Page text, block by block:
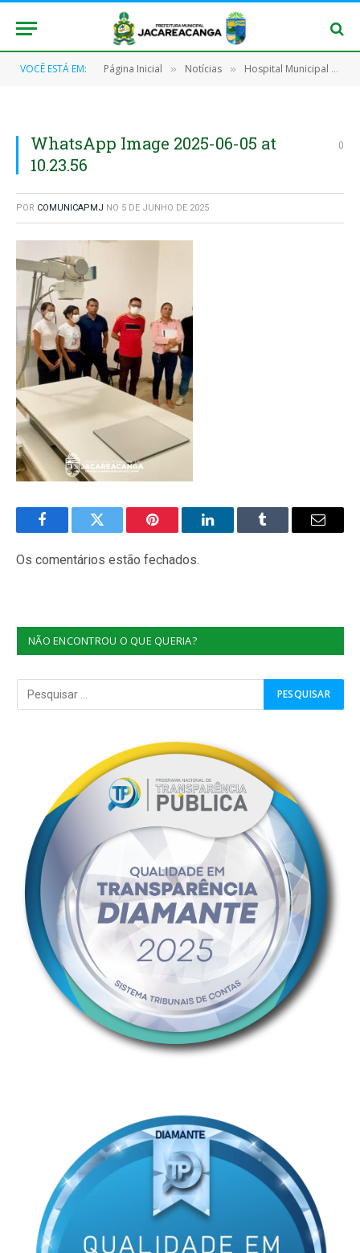
VOCÊ ESTÁ EM: Página Inicial » Notícias » Hospital Municipal de Jacareacanga realiza os atendimentos de raio X com maior qualidade
WhatsApp Image 2025-06-05 at
10.23.56
0
POR COMUNICAPMJ NO 5 DE JUNHO DE 2025
FacebookTwitter Pinterest O
Tumblr
E-
Os comentários estão fechados.
NÃO ENCONTROU O QUE QUERIA?